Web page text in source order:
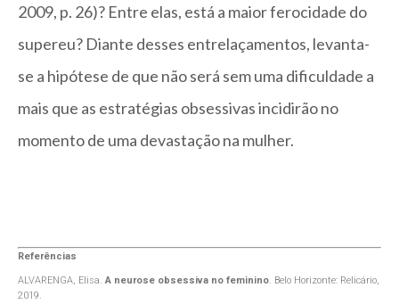
2009, p. 26)? Entre elas, está a maior ferocidade do
supereu? Diante desses entrelaçamentos, levanta-
se a hipótese de que não será sem uma dificuldade a
mais que as estratégias obsessivas incidirão no
momento de uma devastação na mulher.
Referências
ALVARENGA, Elisa.A neurose obsessiva no feminino. Belo Horizonte: Relicário,
2019.